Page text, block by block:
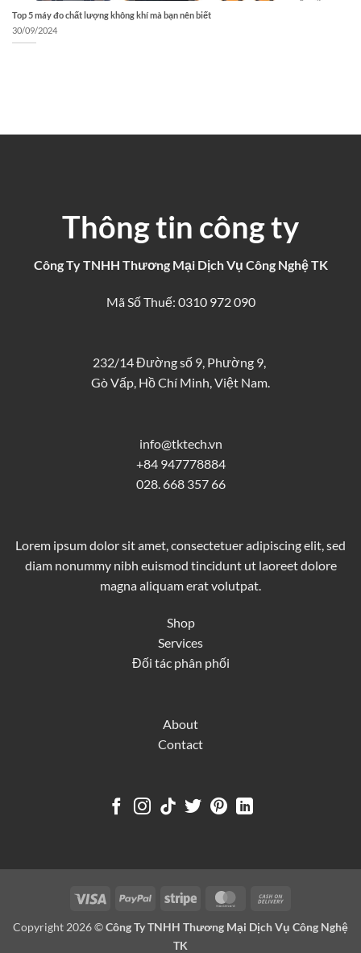
Top 5 máy đo chất lượng không khí mà bạn nên biết
30/09/2024
Thông tin công ty
Công Ty TNHH Thương Mại Dịch Vụ Công Nghệ TK
Mã Số Thuế: 0310 972 090
232/14 Đường số 9, Phường 9,
Gò Vấp, Hồ Chí Minh, Việt Nam.
info@tktech.vn
+84 947778884
028. 668 357 66
Lorem ipsum dolor sit amet, consectetuer adipiscing elit, sed
diam nonummy nibh euismod tincidunt ut laoreet dolore
magna aliquam erat volutpat.
Shop
Services
Đối tác phân phối
About
Contact
Visa PayPal Stripe MasterCard
Delivery
Copyright 2026 ©Công Ty TNHH Thương Mại Dịch Vụ Công Nghệ
TK